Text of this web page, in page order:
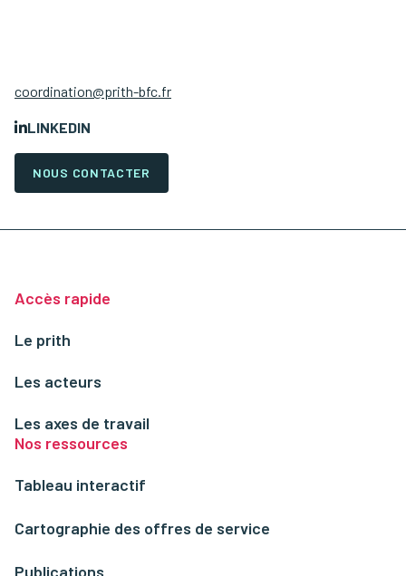
coordination@prith-bfc.fr
LINKEDIN
NOUS CONTACTER
Accès rapide
Le prith
Les acteurs
Les axes de travail
Nos ressources
Tableau interactif
Cartographie des offres de service
Publications